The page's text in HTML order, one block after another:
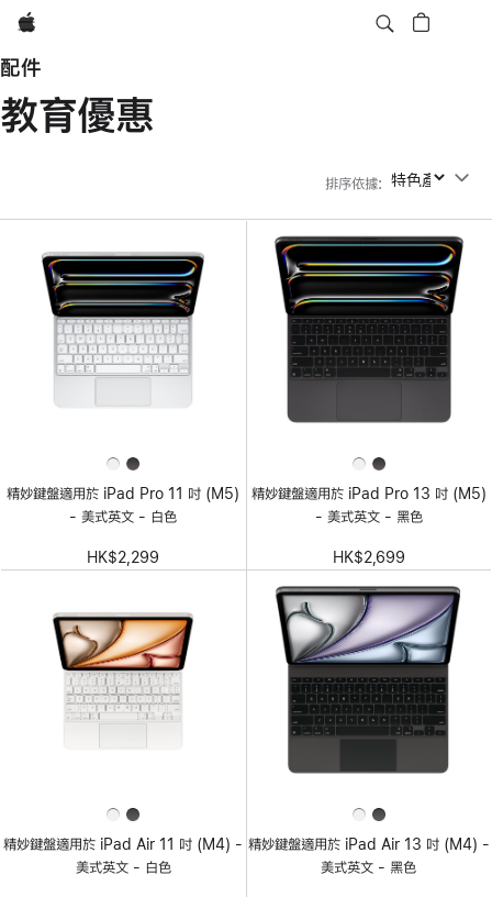
Apple
配件
教育優惠
排序依據: 排序依據
精妙鍵盤適用於 iPad Pro 11 吋 (M5)
- 美式英文 - 白色
HK$2,299
精妙鍵盤適用於 iPad Pro 13 吋 (M5)
- 美式英文 - 黑色
HK$2,699
精妙鍵盤適用於 iPad Air 11 吋 (M4) -
美式英文 - 白色
精妙鍵盤適用於 iPad Air 13 吋 (M4) -
美式英文 - 黑色